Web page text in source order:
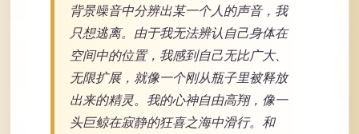
背景噪音中分辨出某一个人的声音，我
只想逃离。由于我无法辨认自己身体在
空间中的位置，我感到自己无比广大、
无限扩展，就像一个刚从瓶子里被释放
出来的精灵。我的心神自由高翔，像一
头巨鲸在寂静的狂喜之海中滑行。和